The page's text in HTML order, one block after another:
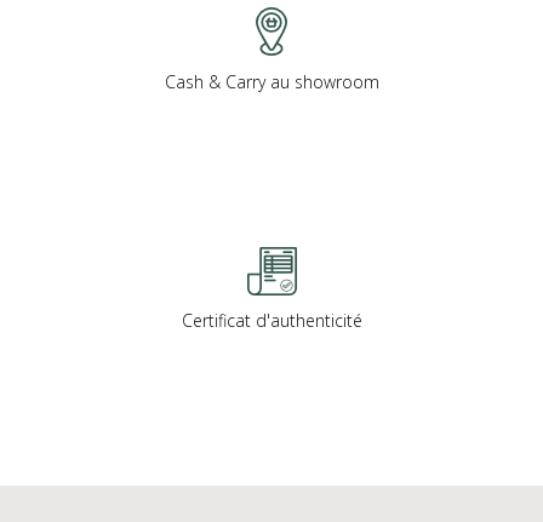
Cash & Carry au showroom
Certificat d'authenticité